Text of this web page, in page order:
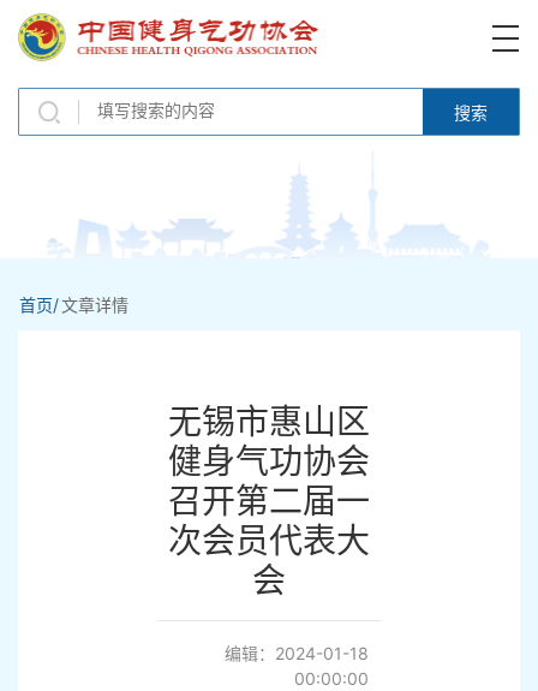
搜索
首页/文章详情
无锡市惠山区
健身气功协会
召开第二届一
次会员代表大
会
编辑：2024-01-18
00:00:00